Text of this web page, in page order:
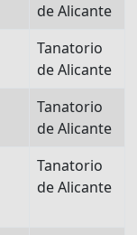
de Alicante
Tanatorio
de Alicante
Tanatorio
de Alicante
Tanatorio
de Alicante